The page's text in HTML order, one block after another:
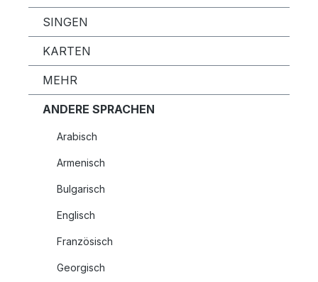
SINGEN
KARTEN
MEHR
ANDERE SPRACHEN
Arabisch
Armenisch
Bulgarisch
Englisch
Französisch
Georgisch